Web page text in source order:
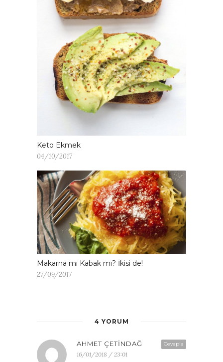
Keto Ekmek
04/10/2017
Makarna mı Kabak mı? İkisi de!
27/09/2017
4 YORUM
Cevapla
AHMET ÇETINDAĞ
16/01/2018 / 23:01